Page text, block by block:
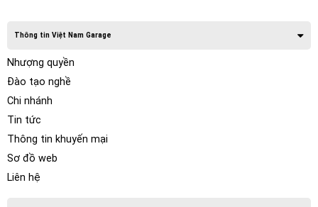
Thông tin Việt Nam Garage
Nhượng quyền
Đào tạo nghề
Chi nhánh
Tin tức
Thông tin khuyến mại
Sơ đồ web
Liên hệ